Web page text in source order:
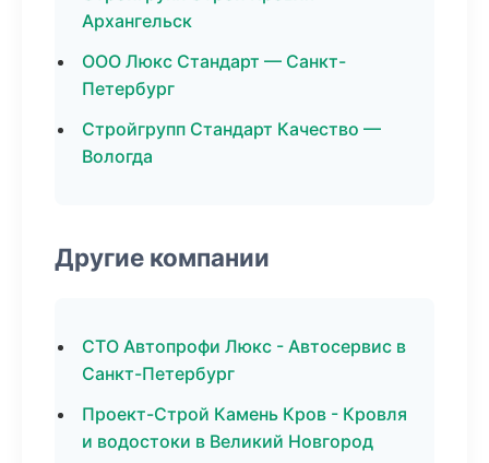
Архангельск
ООО Люкс Стандарт — Санкт-
Петербург
Стройгрупп Стандарт Качество —
Вологда
Другие компании
СТО Автопрофи Люкс - Автосервис в
Санкт-Петербург
Проект-Строй Камень Кров - Кровля
и водостоки в Великий Новгород